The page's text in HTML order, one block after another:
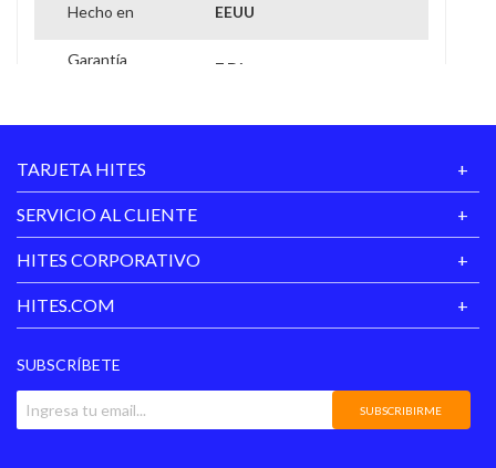
luego del tiempo de exposición con abundante agua (solo
Hecho en EEUU
Garantía
7 Dias
TARJETA HITES
SERVICIO AL CLIENTE
HITES CORPORATIVO
HITES.COM
SUBSCRÍBETE
SUBSCRIBIRME